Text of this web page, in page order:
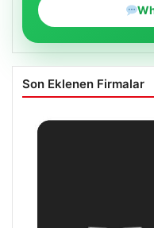
Son Eklenen Firmalar